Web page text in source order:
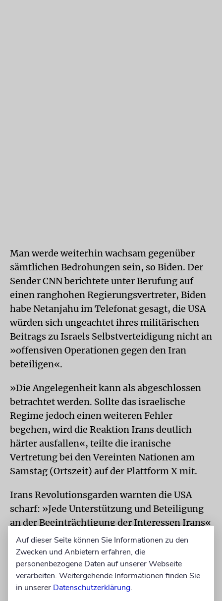
Man werde weiterhin wachsam gegenüber
sämtlichen Bedrohungen sein, so Biden. Der
Sender CNN berichtete unter Berufung auf
einen ranghohen Regierungsvertreter, Biden
habe Netanjahu im Telefonat gesagt, die USA
würden sich ungeachtet ihres militärischen
Beitrags zu Israels Selbstverteidigung nicht an
»offensiven Operationen gegen den Iran
beteiligen«.
»Die Angelegenheit kann als abgeschlossen
betrachtet werden. Sollte das israelische
Regime jedoch einen weiteren Fehler
begehen, wird die Reaktion Irans deutlich
härter ausfallen«, teilte die iranische
Vertretung bei den Vereinten Nationen am
Samstag (Ortszeit) auf der Plattform X mit.
Irans Revolutionsgarden warnten die USA
scharf: »Jede Unterstützung und Beteiligung
an der Beeinträchtigung der Interessen Irans«
werde eine »entschiedene Reaktion der
Streitkräfte der Islamischen Republik Iran
nach sich ziehen«, hieß es in einer Erklärung,
die in der Nacht zum Sonntag im
Staatsfernsehen verlesen wurde.
Auf dieser Seite können Sie Informationen zu den
Zwecken und Anbietern erfahren, die
personenbezogene Daten auf unserer Webseite
verarbeiten. Weitergehende Informationen finden Sie
in unserer Datenschutzerklärung.